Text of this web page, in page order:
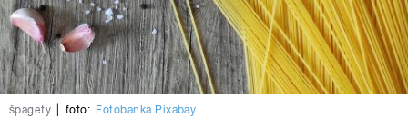
špagety foto: Fotobanka Pixabay